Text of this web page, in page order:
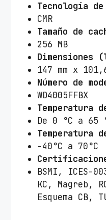
Tecnología
CMR
Tamaño de
256 MB
Dimensiones
147 mm x
Número de
WD4005FFBX
Temperatura
De 0 °C a 65
Temperatura
-40°C a 70°C
BSMI, ICES-
KC, Magreb,
Esquema CB,